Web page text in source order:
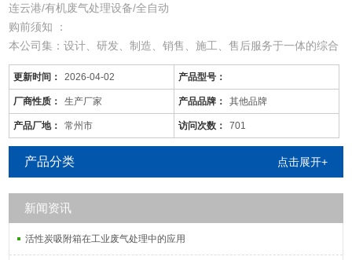
连云港/有机废气处理设备/全自动
购前须知 ：
本公司集：设计、研发、制造、销售、施工、售后服务于一体的综合
型废气处理公司；
从事于：各类工业废气、废水、噪音、脱硫除尘、油烟火烟、通风降
温等工程的设计、制作、安装调试；
由于市场价格浮动影响，以上产品价格、属性仅供参考
连云港/有机废气处理设备/全自动
活性炭吸附塔：
通过利用高性能活性炭吸附剂固体本身的
更新时间： 2026-04-02 产品型号：
厂商性质： 生产厂家 产品品牌： 其他品牌
产品厂地： 常州市 访问次数： 701
产品分类 点击展开+
新闻资讯
活性炭吸附箱在工业废气处理中的应用